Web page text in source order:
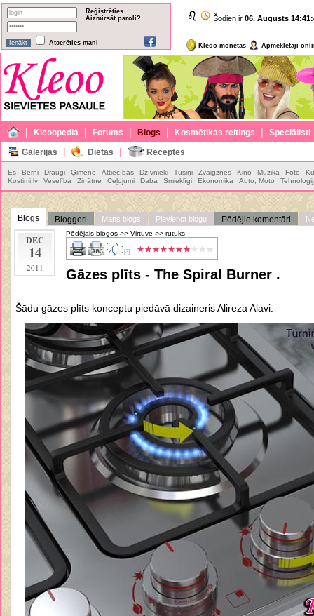
Reģistrēties
Aizmirsāt paroli?
Atcerēties mani
Šodien ir 06. Augusts
Kleoo monētas Apmeklētāji
| Kleoopedia | Forums | Blogs | Kosmētikas reitings | Speciālisti
Galerijas | Diētas | Receptes
Es Bērni Draugi Ģimene Attiecības Dzīvnieki Tusiņi Zvaigznes Kino Mūzika Foto
Kostimi.lv
Veselība Zinātne Ceļojumi Daba Smieklīgi Ekonomika Auto, Moto
Blogs Bloggeri Mans blogs Pievienot blogu Pēdējie komentāri
DEC
14
2011
Pēdējais blogos >> Virtuve >> rutuks
[3]
Gāzes plīts - The Spiral Burner .
Šādu gāzes plīts konceptu piedāvā dizaineris Alireza Alavi.